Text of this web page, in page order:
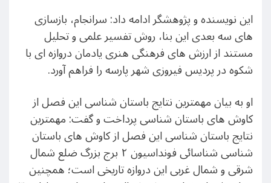
این نویسنده و پژوهشگر ادامه داد: سرانجام، بازسازی
های سه بعدی این بنا، روش تفسیر علمی و تحلیل
مستند از ارزش های فرهنگی هنری یادمان دروازه ای با
شکوه در پردیس فیروزی شهر پارسه را فراهم آورد.
او به بیان مهمترین نتایج باستان شناسی این فصل از
کاوش های باستان شناسی پرداخت و گفت: مهمترین
نتایج باستان شناسی این فصل از کاوش های باستان
شناسی شناسائی فونداسیون ۲ برج بزرگ ضلع شمال
شرقی و شمال غربی این دروازه تاریخی است؛ همچنین